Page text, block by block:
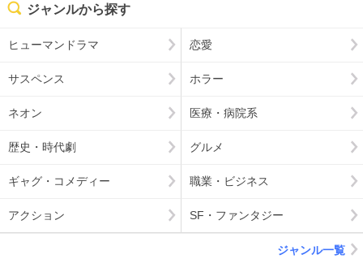
ジャンルから探す
ヒューマンドラマ 恋愛
サスペンス ホラー
ネオン 医療・病院系
歴史・時代劇 グルメ
ギャグ・コメディー 職業・ビジネス
アクション SF・ファンタジー
ジャンル一覧